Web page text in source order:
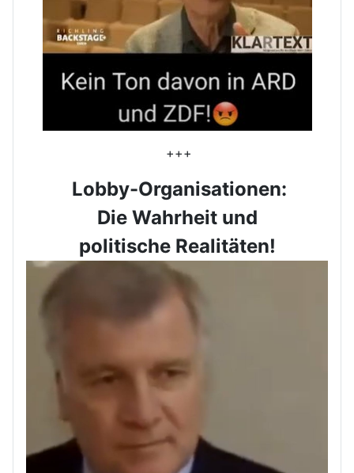
+++
Lobby-Organisationen:
Die Wahrheit und
politische Realitäten!